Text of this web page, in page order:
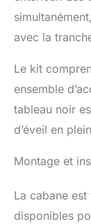
avec la
Le kit
ensemble
tableau noir
d’éveil en
Montage et
La cabane
disponibles